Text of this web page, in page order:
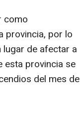
como
provincia, por lo
de afectar a
esta provincia se
del mes de